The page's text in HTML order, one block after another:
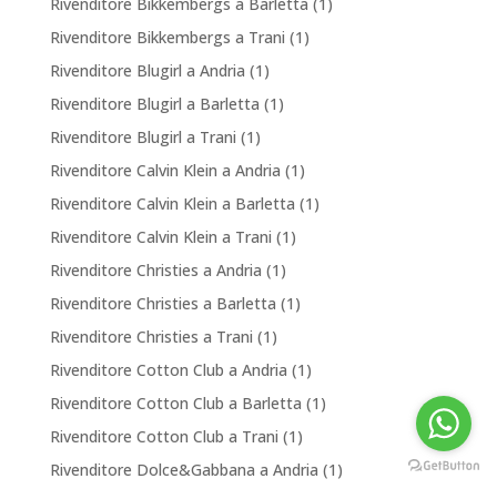
Rivenditore Bikkembergs a Trani (1)
Rivenditore Blugirl a Andria (1)
Rivenditore Blugirl a Barletta (1)
Rivenditore Blugirl a Trani (1)
Rivenditore Calvin Klein a Andria (1)
Rivenditore Calvin Klein a Barletta (1)
Rivenditore Calvin Klein a Trani (1)
Rivenditore Christies a Andria (1)
Rivenditore Christies a Barletta (1)
Rivenditore Christies a Trani (1)
Rivenditore Cotton Club a Andria (1)
Rivenditore Cotton Club a Barletta (1)
Rivenditore Cotton Club a Trani (1)
Rivenditore Dolce&Gabbana a Andria (1)